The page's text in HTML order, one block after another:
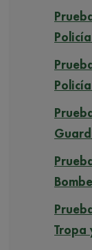
Tropa